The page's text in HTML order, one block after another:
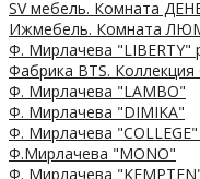
SV мебель. Комната
Ижмебель. Комната
Ф. Мирлачева "LIBERTY"
Фабрика BTS.
Ф. Мирлачева "LAMBO"
Ф. Мирлачева "DIMIKA"
Ф. Мирлачева
Ф.Мирлачева "MONO"
Ф. Мирлачева